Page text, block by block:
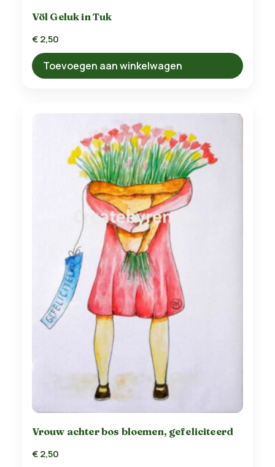
Völ Geluk in Tuk
€2,50
Toevoegen aan winkelwagen
Vrouw achter bos bloemen, gefeliciteerd
€2,50